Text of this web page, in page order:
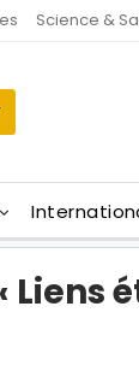
Science &